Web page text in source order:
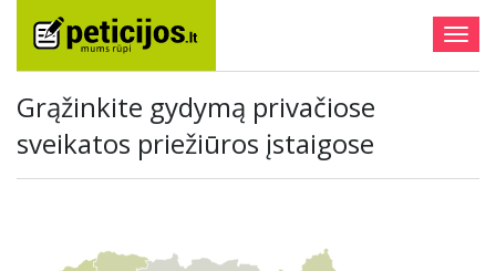
Grąžinkite gydymą privačiose
sveikatos priežiūros įstaigose